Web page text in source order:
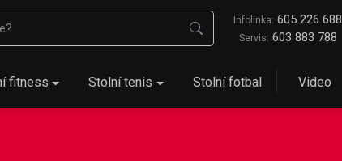
Infolinka: 605 226 688
Servis: 603 883 788
fitness Stolní tenis Stolní fotbal Video